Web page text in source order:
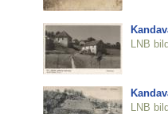
LNB
LNB